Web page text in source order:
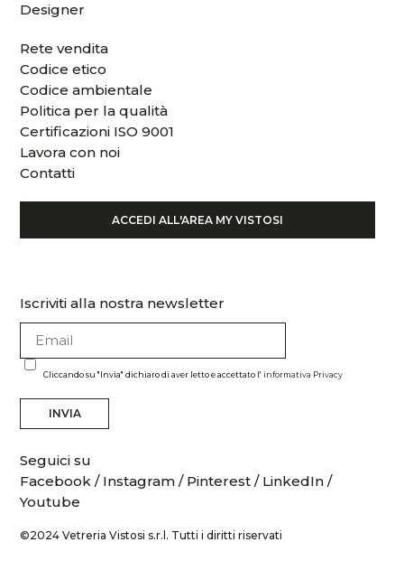
Designer
Rete vendita
Codice etico
Codice ambientale
Politica per la qualità
Certificazioni ISO 9001
Lavora con noi
Contatti
ACCEDI ALL'AREA MY VISTOSI
Iscriviti alla nostra newsletter
Cliccando su "Invia" dichiaro di aver letto e accettato l'informativa Privacy
INVIA
©2024 Vetreria Vistosi s.r.l. Tutti i diritti riservati
Seguici su
Facebook/ Instagram / Pinterest / LinkedIn /
Youtube